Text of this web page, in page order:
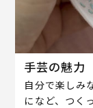
手芸の魅力
自分で楽しみ
になど、つく